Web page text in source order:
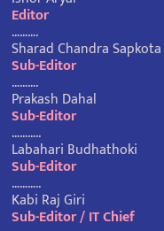
Editor
……….
Sharad Chandra Sapkota
Sub-Editor
……….
Prakash Dahal
Sub-Editor
………..
Labahari Budhathoki
Sub-Editor
………..
Kabi Raj Giri
Sub-Editor / IT Chief